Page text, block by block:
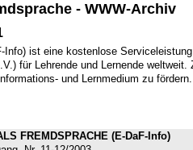
- WWW-Archiv
Info) ist eine kostenlose
für Lehrende und Lernende weltweit.
und Lernmedium zu fördern.
FREMDSPRACHE (E-DaF-Info)